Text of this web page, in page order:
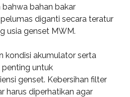
bahan bakar
diganti secara teratur
usia genset MWM.
kondisi akumulator serta
untuk
genset. Kebersihan filter
harus diperhatikan agar